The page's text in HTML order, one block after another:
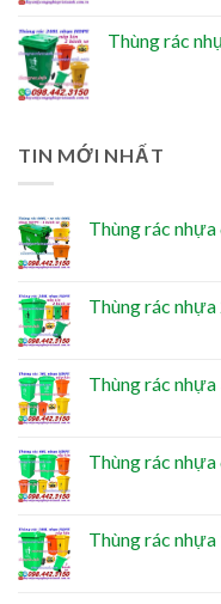
Thùng rác
TIN MỚI NHẤT
Thùng rác
Thùng rác
Thùng rác
Thùng rác
Thùng rác